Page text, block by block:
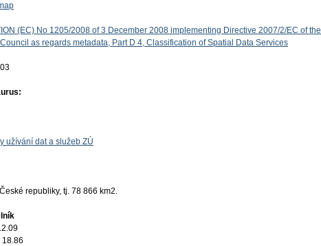
(EC) No 1205/2008 of 3 December 2008 implementing Directive 2007/2/EC of the
as regards metadata, Part D 4, Classification of Spatial Data Services
užívání dat a služeb ZÚ
republiky, tj. 78 866 km2.
18.86